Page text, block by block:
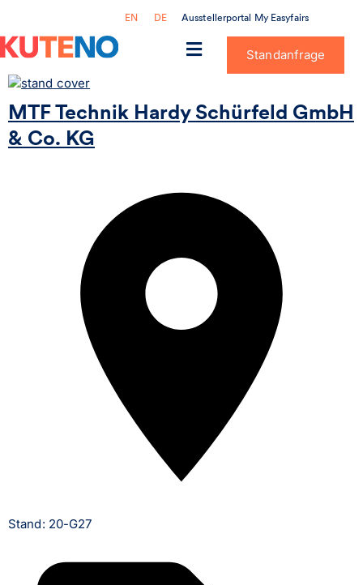
EN DE Ausstellerportal My Easyfairs
Standanfrage
MTF Technik Hardy Schürfeld GmbH
& Co. KG
Stand: 20-G27